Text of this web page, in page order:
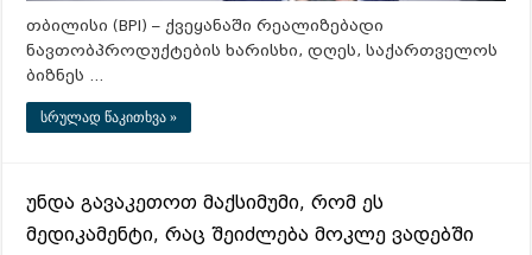
თბილისი (BPI) – ქვეყანაში რეალიზებადი
ნავთობპროდუქტების ხარისხი, დღეს, საქართველოს
ბიზნეს …
სრულად წაკითხვა »
უნდა გავაკეთოთ მაქსიმუმი, რომ ეს
მედიკამენტი, რაც შეიძლება მოკლე ვადებში